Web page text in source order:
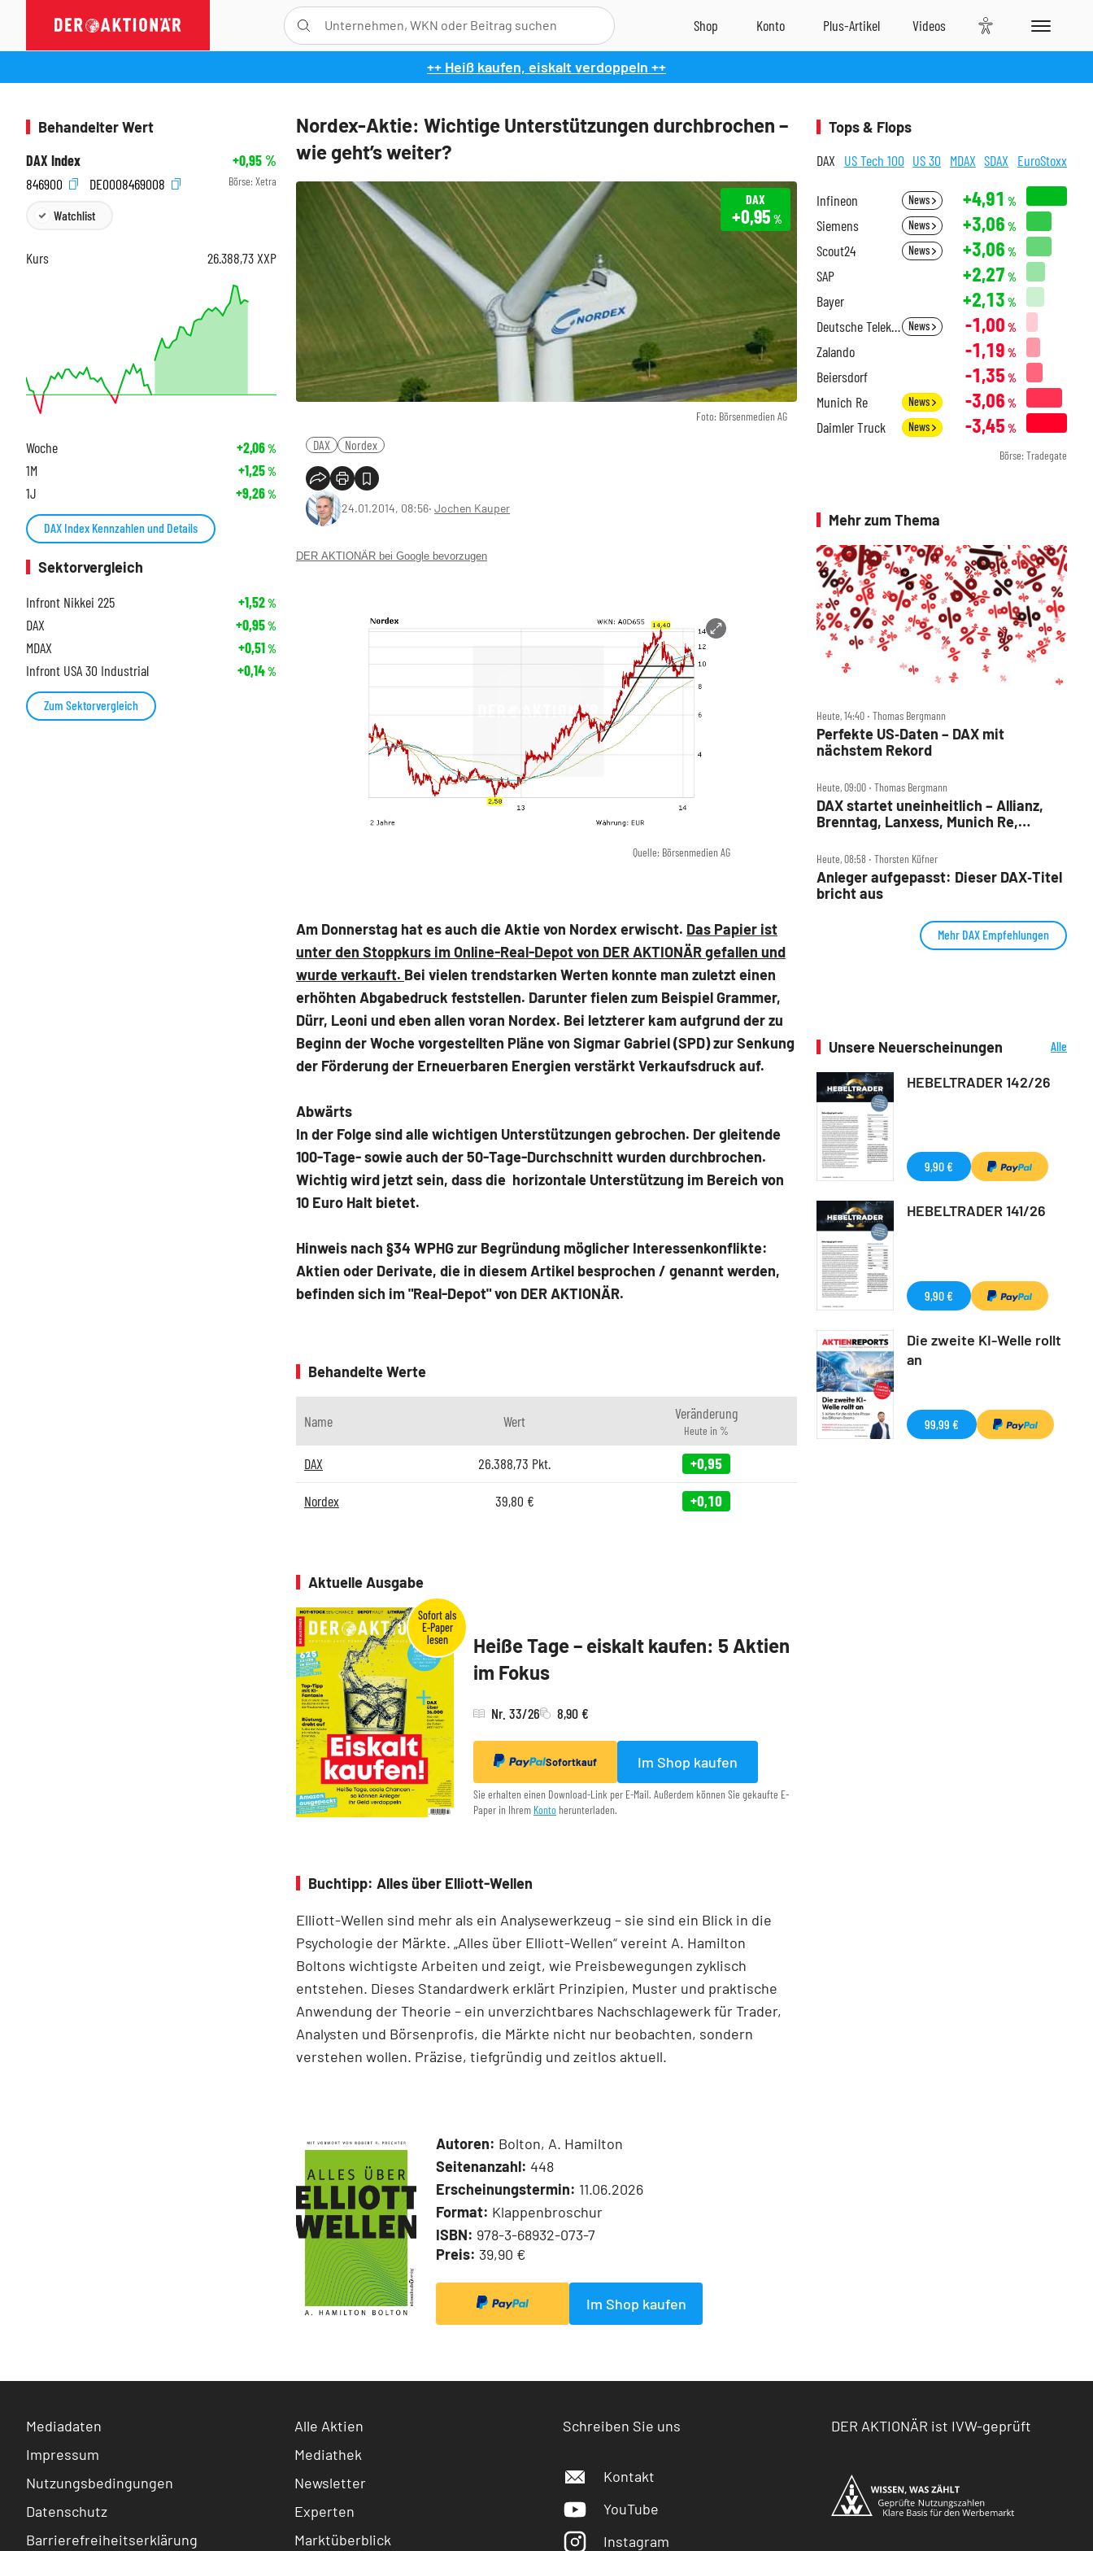
++ Heiß kaufen, eiskalt verdoppeln ++
Nordex-Aktie: Wichtige Unterstützungen durchbrochen –
wie geht’s weiter?
Foto: Börsenmedien AG
DAX
+0,95 %
DAX Nordex
24.01.2014, 08:56‧ Jochen Kauper
DER AKTIONÄR bei Google bevorzugen
Quelle: Börsenmedien AG
Am Donnerstag hat es auch die Aktie von Nordex erwischt. Das Papier ist
unter den Stoppkurs im Online-Real-Depot von DER AKTIONÄR gefallen und
wurde verkauft. Bei vielen trendstarken Werten konnte man zuletzt einen
erhöhten Abgabedruck feststellen. Darunter fielen zum Beispiel Grammer,
Dürr, Leoni und eben allen voran Nordex. Bei letzterer kam aufgrund der zu
Beginn der Woche vorgestellten Pläne von Sigmar Gabriel (SPD) zur Senkung
der Förderung der Erneuerbaren Energien verstärkt Verkaufsdruck auf.
Abwärts
In der Folge sind alle wichtigen Unterstützungen gebrochen. Der gleitende
100-Tage- sowie auch der 50-Tage-Durchschnitt wurden durchbrochen.
Wichtig wird jetzt sein, dass die horizontale Unterstützung im Bereich von
10 Euro Halt bietet.
Hinweis nach §34 WPHG zur Begründung möglicher Interessenkonflikte:
Aktien oder Derivate, die in diesem Artikel besprochen / genannt werden,
befinden sich im "Real-Depot" von DER AKTIONÄR.
Behandelte Werte
Name Wert Veränderung
Heute in %
DAX 26.388,73 Pkt. +0,95
Nordex 39,80 € +0,10
Aktuelle Ausgabe
Heiße Tage – eiskalt kaufen: 5 Aktien
im Fokus
Nr. 33/26 8,90 €
Sofortkauf Im Shop kaufen
Sie erhalten einen Download-Link per E-Mail. Außerdem können Sie gekaufte E-
Paper in Ihrem Konto herunterladen.
Buchtipp: Alles über Elliott-Wellen
Elliott-Wellen sind mehr als ein Analysewerkzeug – sie sind ein Blick in die
Psychologie der Märkte. „Alles über Elliott-Wellen“ vereint A. Hamilton
Boltons wichtigste Arbeiten und zeigt, wie Preisbewegungen zyklisch
entstehen. Dieses Standardwerk erklärt Prinzipien, Muster und praktische
Anwendung der Theorie – ein unverzichtbares Nachschlagewerk für Trader,
Analysten und Börsenprofis, die Märkte nicht nur beobachten, sondern
verstehen wollen. Präzise, tiefgründig und zeitlos aktuell.
Autoren: Bolton, A. Hamilton
Seitenanzahl: 448
Erscheinungstermin: 11.06.2026
Format: Klappenbroschur
ISBN: 978-3-68932-073-7
Preis: 39,90 €
Im Shop kaufen
Behandelter Wert
DAX Index
+0,95%
846900
DE0008469008 Börse: Xetra
Watchlist
Kurs 26.388,73XXP
Woche +2,06%
1M +1,25%
1J +9,26%
DAX Index Kennzahlen und Details
Sektorvergleich
Infront Nikkei 225
+1,52%
DAX +0,95%
MDAX +0,51%
Infront USA 30 Industrial +0,14%
Zum Sektorvergleich
Tops & Flops
DAX US Tech 100 US 30 MDAX SDAX EuroStoxx
Infineon News +4,91 %
Siemens News +3,06 %
Scout24 News +3,06 %
SAP +2,27 %
Bayer +2,13 %
Deutsche Telekom News -1,00 %
Zalando -1,19 %
Beiersdorf -1,35 %
Munich Re News -3,06 %
Daimler Truck News -3,45 %
Börse: Tradegate
Mehr zum Thema
Heute, 14:40 ‧ Thomas Bergmann
Perfekte US‑Daten – DAX mit
nächstem Rekord
Heute, 09:00 ‧ Thomas Bergmann
DAX startet uneinheitlich – Allianz,
Brenntag, Lanxess, Munich Re,
Heute, 08:58 ‧ Thorsten Küfner
Anleger aufgepasst: Dieser DAX‑Titel
bricht aus
Mehr DAX Empfehlungen
Unsere Neuerscheinungen
Alle
HEBELTRADER 142/26
9,90 €
HEBELTRADER 141/26
9,90 €
Die zweite KI-Welle rollt
an
99,99 €
Mediadaten
Impressum
Nutzungsbedingungen
Datenschutz
Barrierefreiheitserklärung
Alle Aktien
Mediathek
Newsletter
Experten
Marktüberblick
Schreiben Sie uns
Kontakt
YouTube
Instagram
DER AKTIONÄR ist IVW-geprüft